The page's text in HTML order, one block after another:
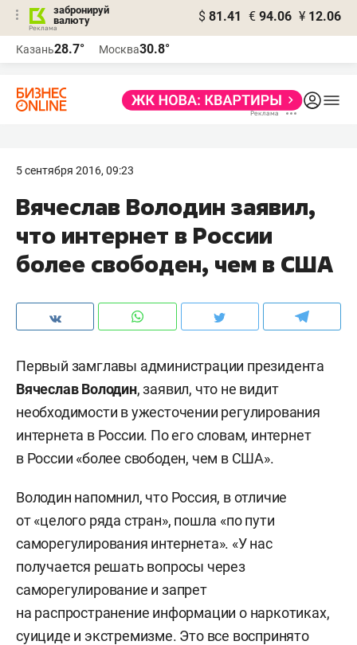
забронируй
валюту
$ 81.41 € 94.06 ¥ 12.06
Казань28.7° Москва30.8°
5 сентября 2016, 09:23
Вячеслав Володин заявил,
что интернет в России
более свободен, чем в США
Первый замглавы администрации президента
Вячеслав Володин, заявил, что не видит
необходимости в ужесточении регулирования
интернета в России. По его словам, интернет
в России «более свободен, чем в США».
Володин напомнил, что Россия, в отличие
от «целого ряда стран», пошла «по пути
саморегулирования интернета». «У нас
получается решать вопросы через
саморегулирование и запрет
на распространение информации о наркотиках,
суициде и экстремизме. Это все воспринято